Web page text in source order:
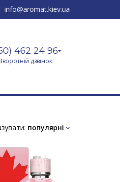
info@aromat.kiev.ua
462 24 96
дзвінок
популярні